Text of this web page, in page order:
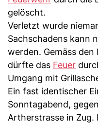
gelöscht.
Verletzt wurde
Sachschadens kann
werden. Gemäss
dürfte das Feuer
Umgang mit
Ein fast identischer
Sonntagabend,
Artherstrasse in Zug.